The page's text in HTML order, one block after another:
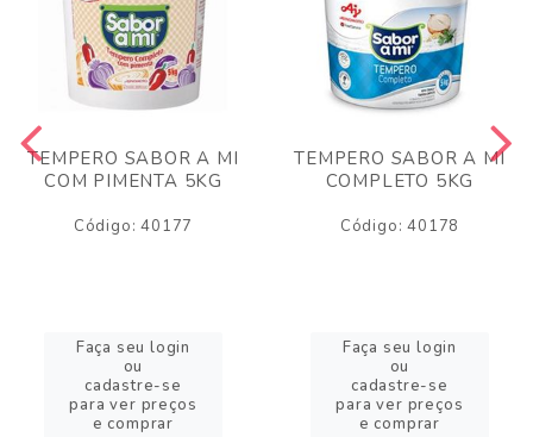
TEMPERO SABOR A MI
COM PIMENTA 5KG
Código: 40177
Faça seu login
ou
cadastre-se
para ver preços
e comprar
TEMPERO SABOR A MI
COMPLETO 5KG
Código: 40178
Faça seu login
ou
cadastre-se
para ver preços
e comprar